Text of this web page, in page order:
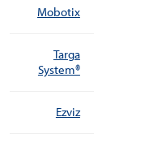
Mobotix
Targa
System®
Ezviz